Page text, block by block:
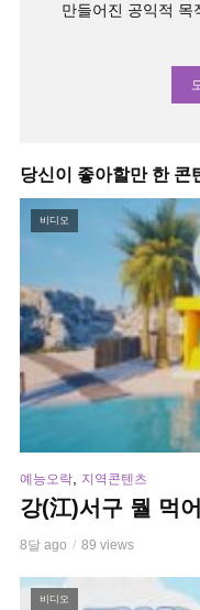
만들어진 공익적
당신이 좋아할만 한 콘
비디오
예능오락 지역콘텐츠
강(江)서구 뭘 먹
8달 ago 89 views
비디오